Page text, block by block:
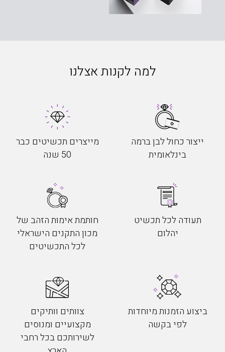
למה לקנות אצלנו
ייצור כחול לבן ברמה
בינלאומית
מייצרים תכשיטים כבר
50 שנה
תעודה לכל תכשיט
יהלום
חותמת אימות הזהב של
מכון התקנים הישראלי
לכל התכשיטים
ביצוע הזמנות מיוחדות
לפי בקשה
צוותים וותיקים
מקצועיים ומנוסים
לשירותכם בכל רחבי